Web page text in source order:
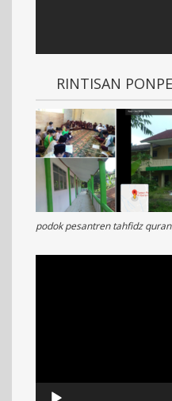
RINTISAN
podok pesantren tahfidz quran